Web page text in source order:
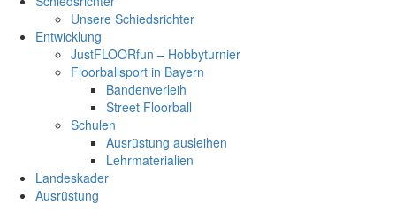
Unsere Schiedsrichter
Entwicklung
JustFLOORfun – Hobbyturnier
Floorballsport in Bayern
Bandenverleih
Street Floorball
Schulen
Ausrüstung ausleihen
Lehrmaterialien
Landeskader
Ausrüstung